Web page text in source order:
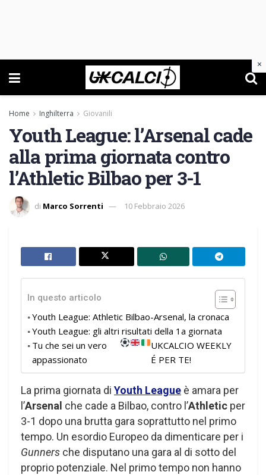
Home Inghilterra Giovanili
Youth League: l’Arsenal cade
alla prima giornata contro
l’Athletic Bilbao per 3-1
di Marco Sorrenti 10 Febbraio 2026
In questo articolo
Youth League: Athletic Bilbao-Arsenal, la cronaca
Youth League: gli altri risultati della 1a giornata
Tu che sei un vero
appassionato
UKCALCIO WEEKLY
É PER TE!
La prima giornata di Youth League è amara per
l’Arsenal che cade a Bilbao, contro l’Athletic per
3-1 dopo una brutta gara soprattutto nel primo
tempo. Un esordio Europeo da dimenticare per i
Gunners che disputano una gara al di sotto del
proprio potenziale. Nel primo tempo non hanno
×